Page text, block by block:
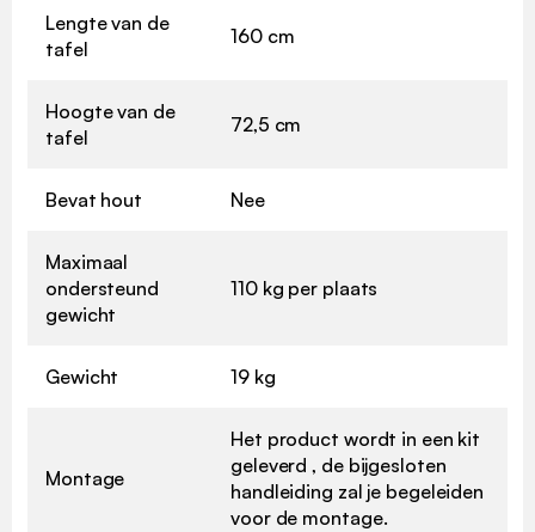
Lengte van de
tafel
160 cm
Hoogte van de
tafel
72,5 cm
Bevat hout Nee
Maximaal
ondersteund
gewicht
110 kg per plaats
Gewicht 19 kg
Montage
Het product wordt in een kit
geleverd , de bijgesloten
handleiding zal je begeleiden
voor de montage.